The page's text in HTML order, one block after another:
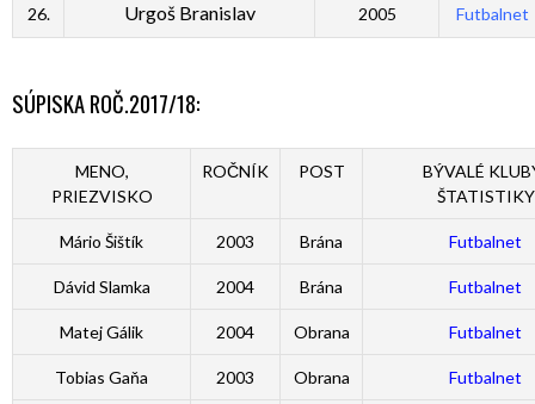
26. Urgoš Branislav 2005 Futbalnet
SÚPISKA ROČ.2017/18:
MENO,
PRIEZVISKO
ROČNÍK POST
BÝVALÉ
ŠTATISTIKY
Mário Šištík 2003 Brána Futbalnet
Dávid Slamka 2004 Brána Futbalnet
Matej Gálik 2004 Obrana Futbalnet
Tobias Gaňa 2003 Obrana Futbalnet